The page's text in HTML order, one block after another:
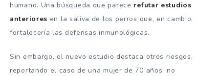
humano. Una búsqueda que parece refutar estudios
anteriores en la saliva de los perros que, en cambio,
fortalecería las defensas inmunológicas.
Sin embargo, el nuevo estudio destaca otros riesgos,
reportando el caso de una mujer de 70 años, no